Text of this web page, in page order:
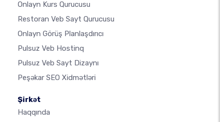
Onlayn Kurs Qurucusu
Restoran Veb Sayt Qurucusu
Onlayn Görüş Planlaşdırıcı
Pulsuz Veb Hostinq
Pulsuz Veb Sayt Dizaynı
Peşəkar SEO Xidmətləri
Şirkət
Haqqında